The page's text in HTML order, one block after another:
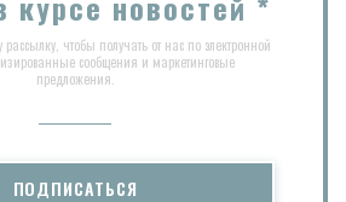
чтобы получать от нас по электронной
сообщения и маркетинговые
предложения.
ПОДПИСАТЬСЯ